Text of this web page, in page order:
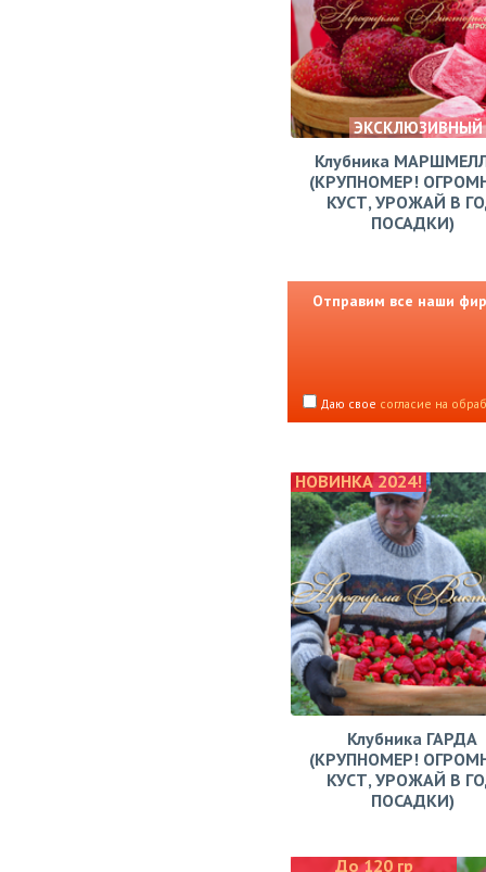
ЭКСКЛЮЗИВНЫЙ
Клубника
(КРУПНОМЕР!
КУСТ, УРОЖАЙ В
ПОСАДКИ)
Отправим все наши
Даю свое согласие на
НОВИНКА 2024!
Клубника ГАРДА
(КРУПНОМЕР!
КУСТ, УРОЖАЙ В
ПОСАДКИ)
До 120 гр